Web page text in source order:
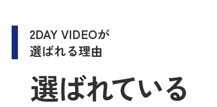
2DAY VIDEOが
選ばれる理由